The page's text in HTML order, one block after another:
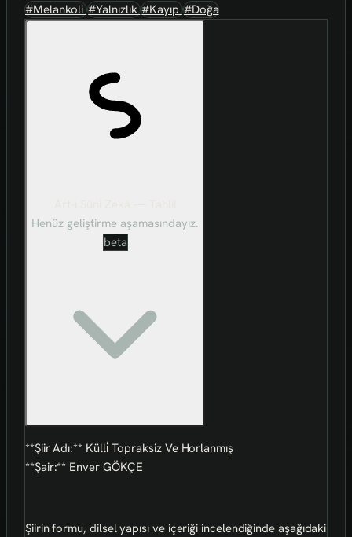
#Melankoli#Yalnızlık#Kayıp#Doğa
Henüz geliştirme aşamasındayız.
beta
**Şiir Adı:** Külli̇ Topraksiz Ve Horlanmış
**Şair:** Enver GÖKÇE
Şiirin formu, dilsel yapısı ve içeriği incelendiğinde aşağıdaki